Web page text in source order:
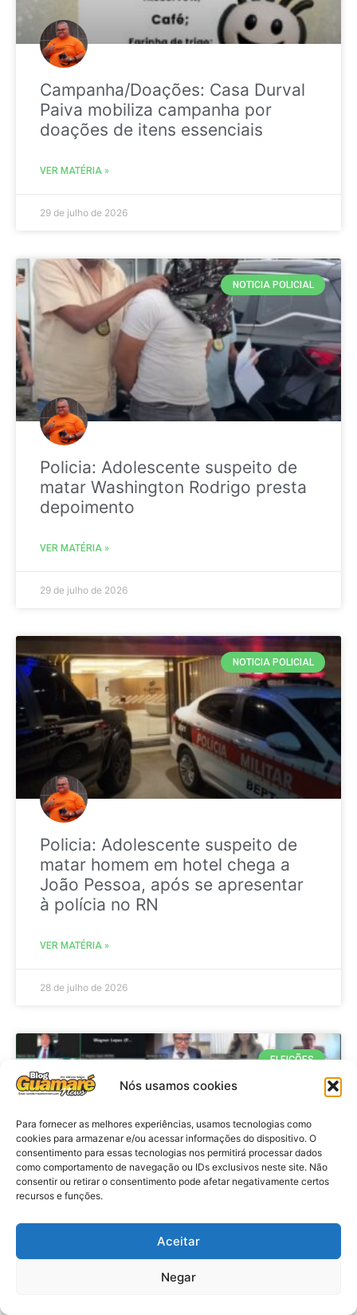
Nós usamos cookies
Para fornecer as melhores experiências, usamos tecnologias como
cookies para armazenar e/ou acessar informações do dispositivo. O
consentimento para essas tecnologias nos permitirá processar dados
como comportamento de navegação ou IDs exclusivos neste site. Não
consentir ou retirar o consentimento pode afetar negativamente certos
recursos e funções.
Aceitar
Negar
Campanha/Doações: Casa Durval
Paiva mobiliza campanha por
doações de itens essenciais
VER MATÉRIA »
29 de julho de 2026
NOTICIA POLICIAL
Policia: Adolescente suspeito de
matar Washington Rodrigo presta
depoimento
VER MATÉRIA »
29 de julho de 2026
NOTICIA POLICIAL
Policia: Adolescente suspeito de
matar homem em hotel chega a
João Pessoa, após se apresentar
à polícia no RN
VER MATÉRIA »
28 de julho de 2026
ELEIÇÕES
Eleições 2026: procuradores e
promotores eleitorais realizam
reunião de alinhamento no RN